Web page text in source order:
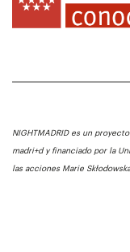
NIGHTMADRID es un
madri+d y financiado por la
las acciones Marie